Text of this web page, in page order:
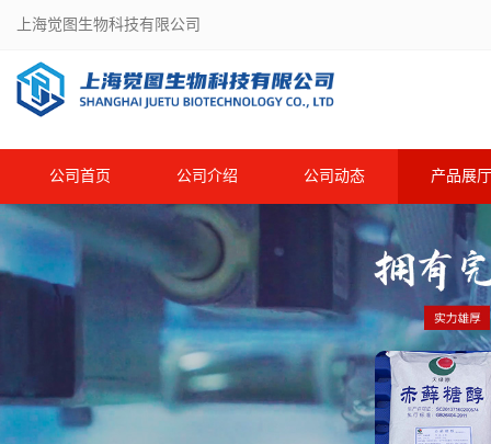
上海觉图生物科技有限公司
公司首页 公司介绍 公司动态 产品展厅